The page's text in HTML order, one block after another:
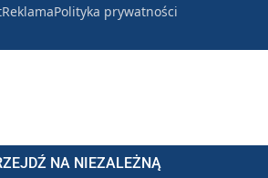
NA NIEZALEŻNĄ
ReklamaPolityka prywatności